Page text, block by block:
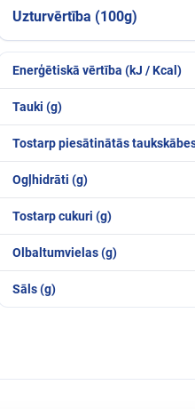
Uzturvērtība (100g)
Enerģētiskā vērtība (kJ / Kcal)
Tauki (g)
Tostarp piesātinātās
Ogļhidrāti (g)
Tostarp cukuri (g)
Olbaltumvielas (g)
Sāls (g)